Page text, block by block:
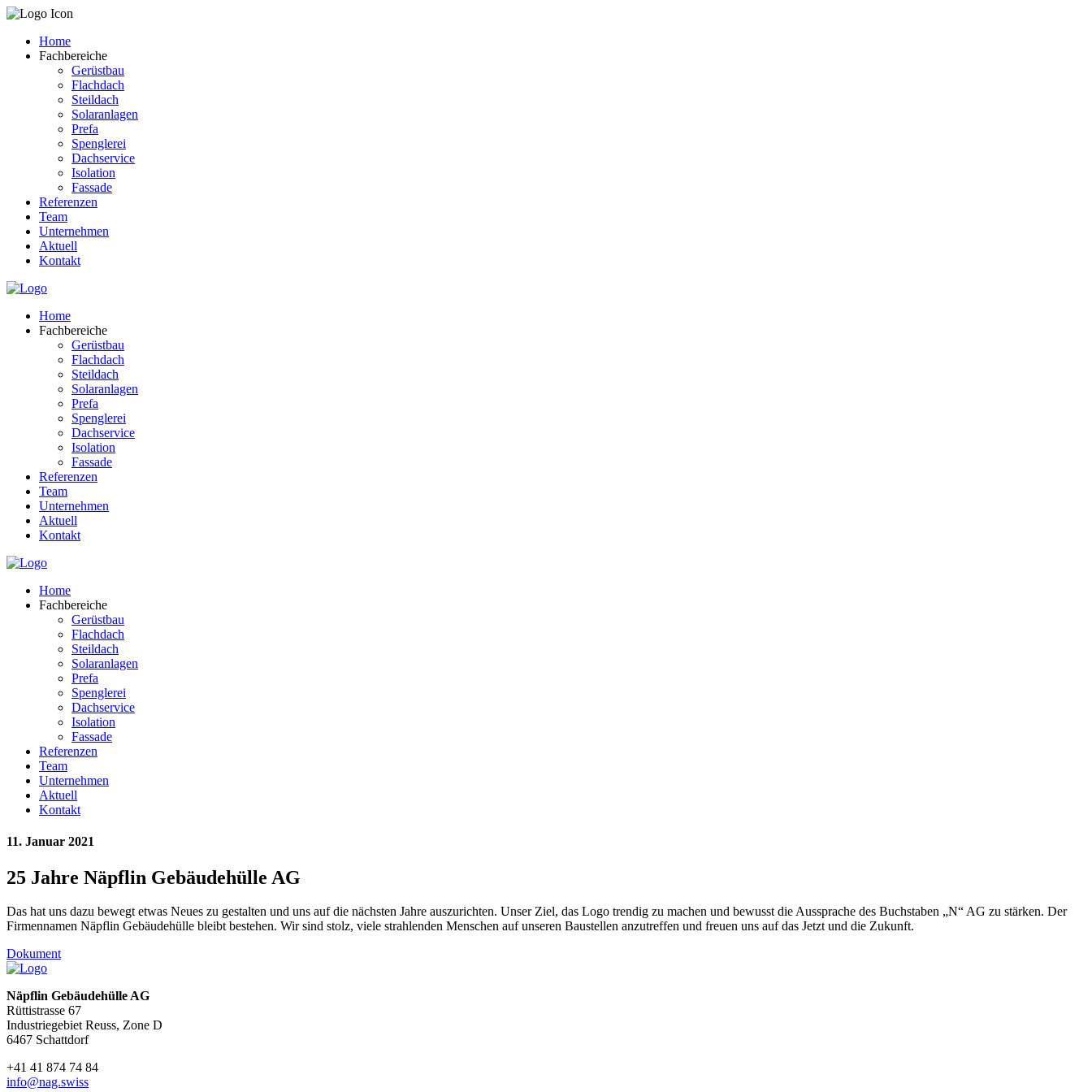
Home
Fachbereiche
Gerüstbau
Flachdach
Steildach
Solaranlagen
Prefa
Spenglerei
Dachservice
Isolation
Fassade
Referenzen
Team
Unternehmen
Aktuell
Kontakt
Home
Fachbereiche
Gerüstbau
Flachdach
Steildach
Solaranlagen
Prefa
Spenglerei
Dachservice
Isolation
Fassade
Referenzen
Team
Unternehmen
Aktuell
Kontakt
Home
Fachbereiche
Gerüstbau
Flachdach
Steildach
Solaranlagen
Prefa
Spenglerei
Dachservice
Isolation
Fassade
Referenzen
Team
Unternehmen
Aktuell
Kontakt
11. Januar 2021
25 Jahre Näpflin Gebäudehülle AG
Das hat uns dazu bewegt etwas Neues zu gestalten und uns auf die nächsten Jahre auszurichten. Unser Ziel, das Logo trendig zu machen und bewusst die Aussprache des Buchstaben „N“ AG zu stärken. Der
Firmennamen Näpflin Gebäudehülle bleibt bestehen. Wir sind stolz, viele strahlenden Menschen auf unseren Baustellen anzutreffen und freuen uns auf das Jetzt und die Zukunft.
Dokument
Näpflin Gebäudehülle AG
Rüttistrasse 67
Industriegebiet Reuss, Zone D
6467 Schattdorf
+41 41 874 74 84
info@nag.swiss